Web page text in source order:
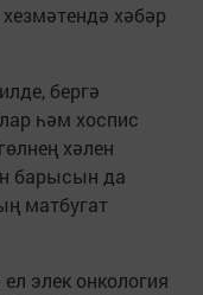
хәбәр
бергә
һәм хоспис
хәлен
барысын да
матбугат
элек онкология